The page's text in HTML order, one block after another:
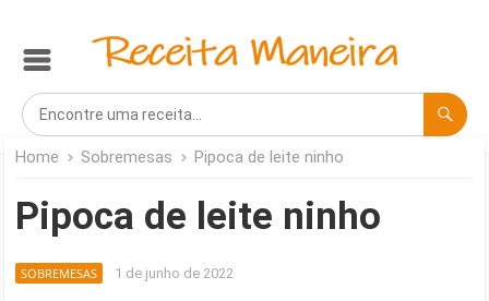
Home Sobremesas Pipoca de leite ninho
Pipoca de leite ninho
SOBREMESAS 1 de junho de 2022